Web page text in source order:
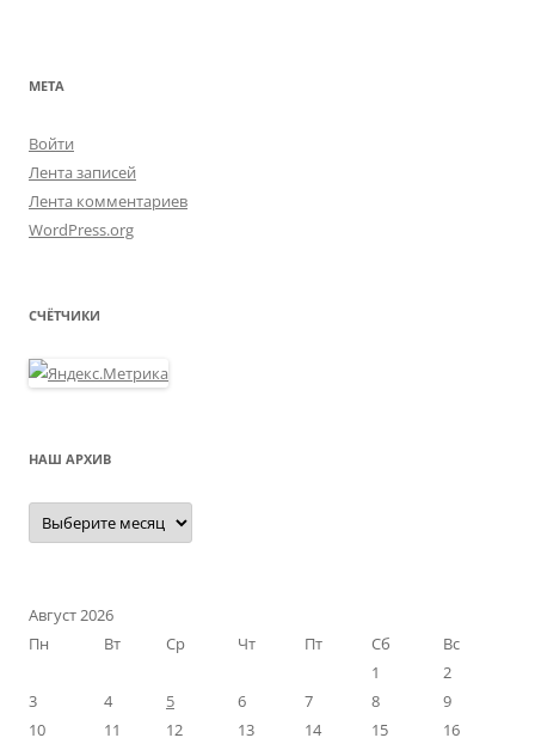
МЕТА
Войти
Лента записей
Лента комментариев
WordPress.org
СЧЁТЧИКИ
НАШ АРХИВ
Наш
архив
Август 2026
Пн
Вт Ср Чт Пт Сб
Вс
1
2
3
4 5 6 7 8
9
10
11 12 13 14 15 16